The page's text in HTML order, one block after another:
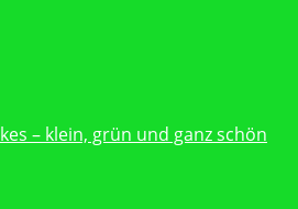
– klein, grün und ganz schön